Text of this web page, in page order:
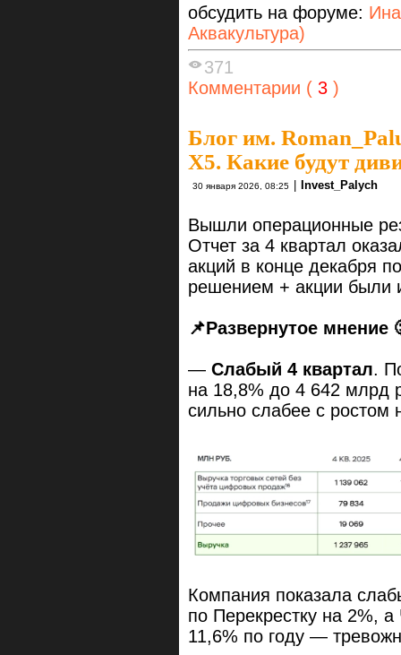
обсудить на форуме:
Аквакультура)
371
Комментарии ( 3 )
Блог им.
X5. Какие будут
30 января 2026, 08:25 Invest_Palych
Вышли операционные
Отчет за 4 квартал
акций в конце декабря
решением + акции были
📌Развернутое мнение
— Слабый 4 квартал.
на 18,8% до 4 642 млрд
сильно слабее с ростом
Компания показала
по Перекрестку на 2%,
11,6% по году —